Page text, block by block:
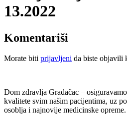
13.2022
Komentariši
Morate biti prijavljeni da biste objavili
Dom zdravlja Gradačac –
kvalitete svim našim pacijentima, uz
osoblja i najnovije medicinske opreme.